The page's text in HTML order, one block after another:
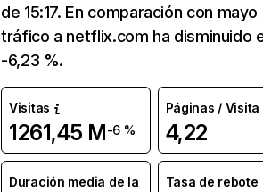
de 15:17. En comparación con mayo
tráfico a netflix.com ha disminuido
-6,23 %.
Visitas
1261,45 M-6 %
Páginas / Visita
4,22
Duración media de la
Tasa de rebote